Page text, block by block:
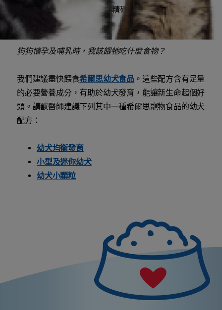
倍。增加脂肪含量,同時提供精確且均衡的營養有助於
供應更高的熱量。
狗狗懷孕及哺乳時，我該餵牠吃什麼食物？
我們建議盡快餵食希爾思幼犬食品 。這些配方含有足量
的必要營養成分，有助於幼犬發育，能讓新生命起個好
頭。請獸醫師建議下列其中一種希爾思寵物食品的幼犬
配方：
幼犬均衡發育
小型及迷你幼犬
幼犬小顆粒